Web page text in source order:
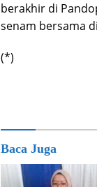
berakhir di
senam bersama
(*)
Baca Juga